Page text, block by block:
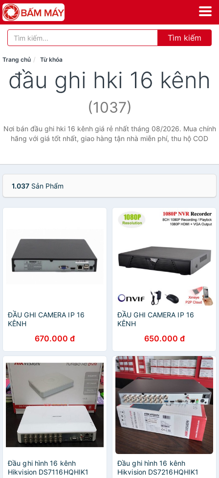
Tìm kiếm
Trang chủ Từ khóa
đầu ghi hki 16 kênh
(1037)
Nơi bán đầu ghi hki 16 kênh giá rẻ nhất tháng 08/2026. Mua chính
hãng với giá tốt nhất, giao hàng tận nhà miễn phí, thu hộ COD
1.037 Sản Phẩm
ĐẦU GHI CAMERA IP 16
KÊNH
670.000 đ
ĐẦU GHI CAMERA IP 16
KÊNH
650.000 đ
Đầu ghi hình 16 kênh
Hikvision DS7116HQHIK1
Đầu ghi hình 16 kênh
Hikvision DS7216HQHIK1